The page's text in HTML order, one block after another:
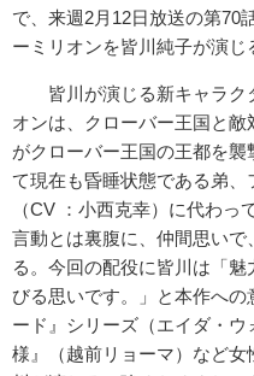
で、来週2月12日放送の第70
ーミリオンを皆川純子が演じ
皆川が演じる新キャラク
オンは、クローバー王国と敵
がクローバー王国の王都を
て現在も昏睡状態である弟
（CV ：小西克幸）に代わ
言動とは裏腹に、仲間思い
る。今回の配役に皆川は「
びる思いです。」と本作へ
ード』シリーズ（エイダ・
様』（越前リョーマ）など